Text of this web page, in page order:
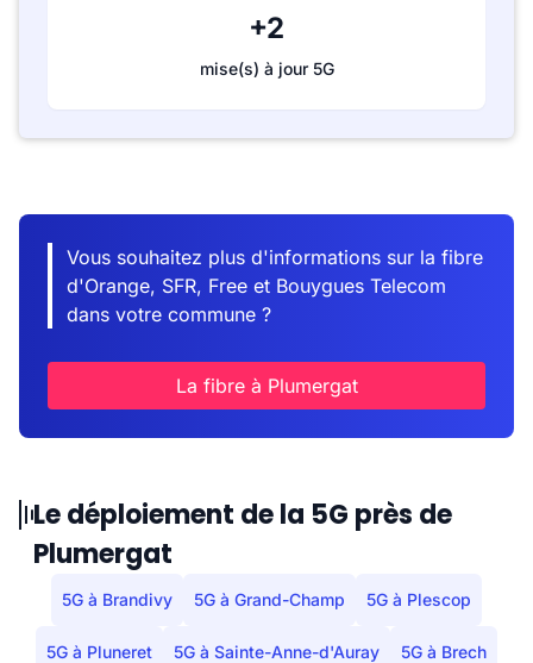
+2
mise(s) à jour 5G
Vous souhaitez plus d'informations sur la fibre
d'Orange, SFR, Free et Bouygues Telecom
dans votre commune ?
La fibre à Plumergat
Le déploiement de la 5G près de
Plumergat
5G à Brandivy 5G à Grand-Champ 5G à Plescop
5G à Pluneret 5G à Sainte-Anne-d'Auray 5G à Brech